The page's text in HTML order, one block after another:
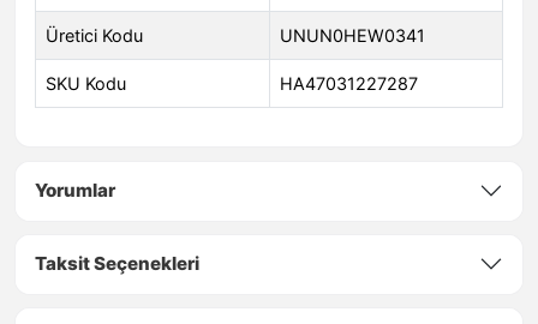
Üretici Kodu UNUN0HEW0341
SKU Kodu HA47031227287
Yorumlar
Taksit Seçenekleri